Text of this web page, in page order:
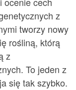
z
tworzy nowy
rośliną, którą
z
To jeden z
się tak szybko.